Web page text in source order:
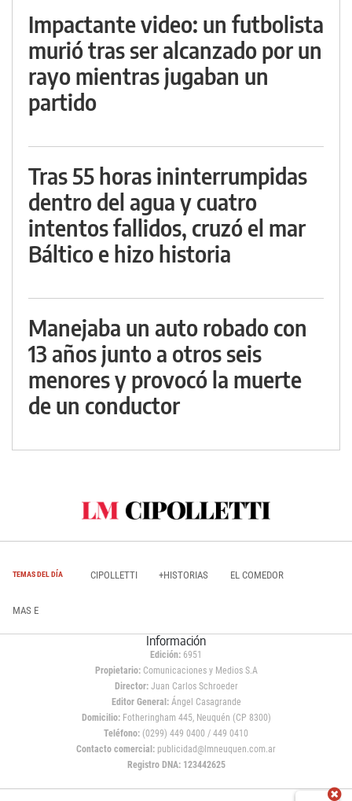
Impactante video: un futbolista
murió tras ser alcanzado por un
rayo mientras jugaban un
partido
Tras 55 horas ininterrumpidas
dentro del agua y cuatro
intentos fallidos, cruzó el mar
Báltico e hizo historia
Manejaba un auto robado con
13 años junto a otros seis
menores y provocó la muerte
de un conductor
TEMAS DEL DÍA CIPOLLETTI +HISTORIAS EL COMEDOR
MAS E
Información
Edición: 6951
Propietario:Comunicaciones y Medios S.A
Director: Juan Carlos Schroeder
Editor General:Ángel Casagrande
Domicilio:Fotheringham 445, Neuquén (CP 8300)
Teléfono: (0299) 449 0400 / 449 0410
Contacto comercial: publicidad@lmneuquen.com.ar
Registro DNA: 123442625